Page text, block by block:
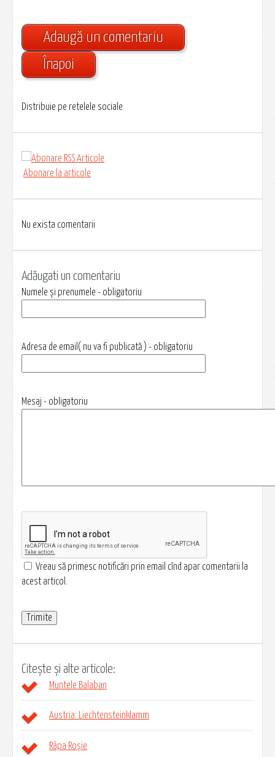
Adaugă un comentariu
Înapoi
Distribuie pe retelele sociale
Abonare la articole
Nu exista comentarii
Adăugati un comentariu
Numele și prenumele - obligatoriu
Adresa de email( nu va fi publicată ) - obligatoriu
Mesaj - obligatoriu
Vreau să primesc notificări prin email cînd apar comentarii la
acest articol.
Citește și alte articole:
Muntele Balaban
Austria: Liechtensteinklamm
Râpa Roșie